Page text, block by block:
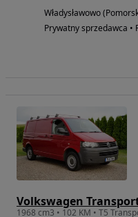
Władysławowo
Prywatny sprzedawca •
Volkswagen